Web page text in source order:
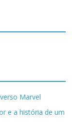
Marvel
e a história de um